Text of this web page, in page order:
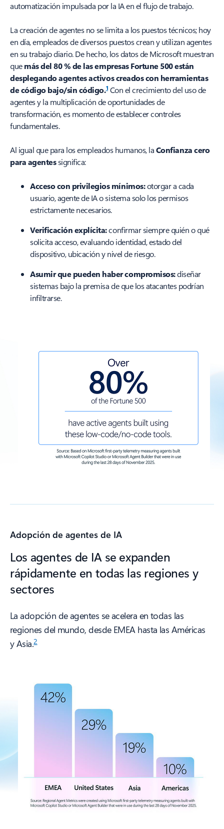
automatización impulsada por la IA en el flujo de trabajo.
La creación de agentes no se limita a los puestos técnicos; hoy
en día, empleados de diversos puestos crean y utilizan agentes
en su trabajo diario. De hecho, los datos de Microsoft muestran
quemás del 80 % de las empresas Fortune 500 están
desplegando agentes activoscreados con herramientas
de código bajo/sin código.1 Con el crecimiento del uso de
agentes y la multiplicación de oportunidades de
transformación, es momento de establecer controles
fundamentales.
Al igual que para los empleados humanos, laConfianza cero
para agentessignifica:
Acceso con privilegios mínimos:otorgar a cada
usuario, agente de IA o sistema solo los permisos
estrictamente necesarios.
Verificación explícita:confirmar siempre quién o qué
solicita acceso, evaluando identidad, estado del
dispositivo, ubicación y nivel de riesgo.
Asumir que pueden haber compromisos:diseñar
sistemas bajo la premisa de que los atacantes podrían
infiltrarse.
Adopción de agentes de IA
Los agentes de IA se expanden
rápidamente en todas las regiones y
sectores
La adopción de agentes se acelera en todas las
regiones del mundo, desde EMEA hasta las Américas
y Asia.2